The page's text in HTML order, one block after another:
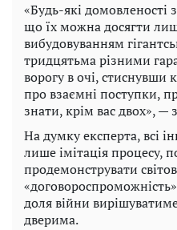
«Будь-які домовленості
що їх можна досягти
вибудовуванням
тридцятьма різними
ворогу в очі, стиснувши
про взаємні поступки,
знати, крім вас двох», —
На думку експерта, всі
лише імітація процесу,
продемонструвати
доля війни
дверима.